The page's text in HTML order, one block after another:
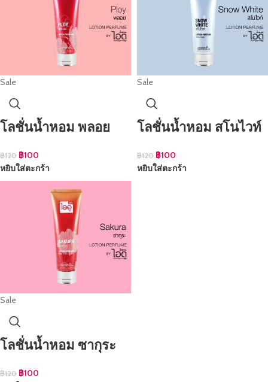
Sale
โลชั่นน้ำหอม พลอย
฿120 ฿100
หยิบใส่ตะกร้า
Sale
โลชั่นน้ำหอม สโนไวท์
฿120 ฿100
หยิบใส่ตะกร้า
Sale
โลชั่นน้ำหอม ซากุระ
฿120 ฿100